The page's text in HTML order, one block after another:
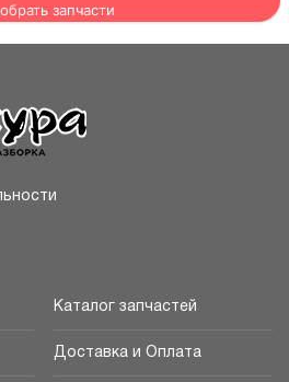
запчасти
Каталог запчастей
Доставка и Оплата